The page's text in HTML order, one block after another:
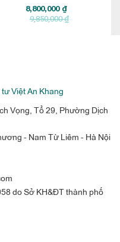
8,800,000 ₫
9,850,000 ₫
Việt An Khang
Vọng, Tổ 29, Phường Dịch
- Nam Từ Liêm - Hà Nội
do Sở KH&ĐT thành phố